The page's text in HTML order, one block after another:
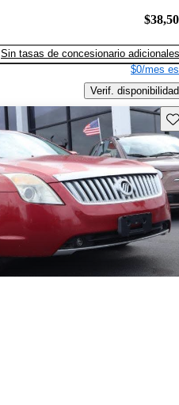
Sin tasas de concesionario adicionales
$0/mes
Verif. disponibilidad